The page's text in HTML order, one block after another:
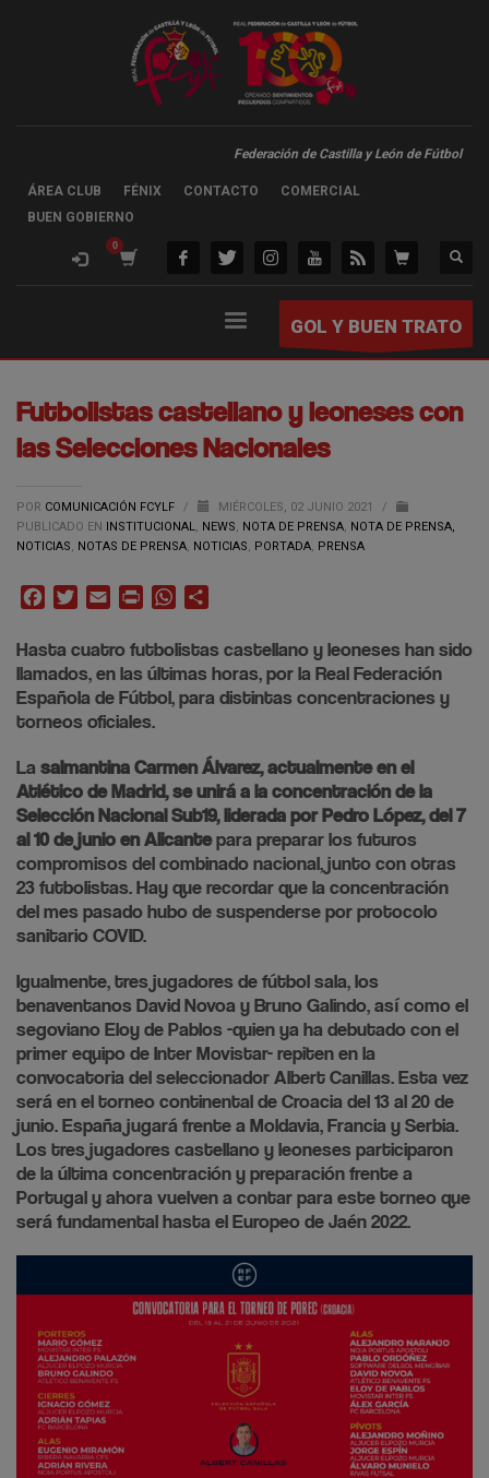
Federación de Castilla y León de Fútbol
ÁREA CLUB FÉNIX CONTACTO
COMERCIAL
BUEN GOBIERNO
GOL Y BUEN TRATO
Futbolistas castellano y leoneses con
las Selecciones Nacionales
POR COMUNICACIÓN FCYLF / MIÉRCOLES, 02 JUNIO 2021
/
PUBLICADO EN INSTITUCIONAL, NEWS, NOTA DE PRENSA, NOTA DE PRENSA,
NOTICIAS, NOTAS DE PRENSA, NOTICIAS, PORTADA, PRENSA
FacebookTwitterEmail Print WhatsApp
Hasta cuatro futbolistas castellano y leoneses han sido
llamados, en las últimas horas, por la Real Federación
Española de Fútbol, para distintas concentraciones y
torneos oficiales.
La salmantina Carmen Álvarez, actualmente en el
Atlético de Madrid, se unirá a la concentración de la
Selección Nacional Sub19, liderada por Pedro López, del 7
al 10 de junio en Alicantepara preparar los futuros
compromisos del combinado nacional, junto con otras
23 futbolistas. Hay que recordar que la concentración
del mes pasado hubo de suspenderse por protocolo
sanitario COVID.
Igualmente, tres jugadores de fútbol sala, los
benaventanos David Novoa y Bruno Galindo, así como el
segoviano Eloy de Pablos -quien ya ha debutado con el
primer equipo de Inter Movistar- repiten en la
convocatoria del seleccionador Albert Canillas. Esta vez
será en el torneo continental de Croacia del 13 al 20 de
junio. España jugará frente a Moldavia, Francia y Serbia.
Los tres jugadores castellano y leoneses participaron
de la última concentración y preparación frente a
Portugal y ahora vuelven a contar para este torneo que
será fundamental hasta el Europeo de Jaén 2022.